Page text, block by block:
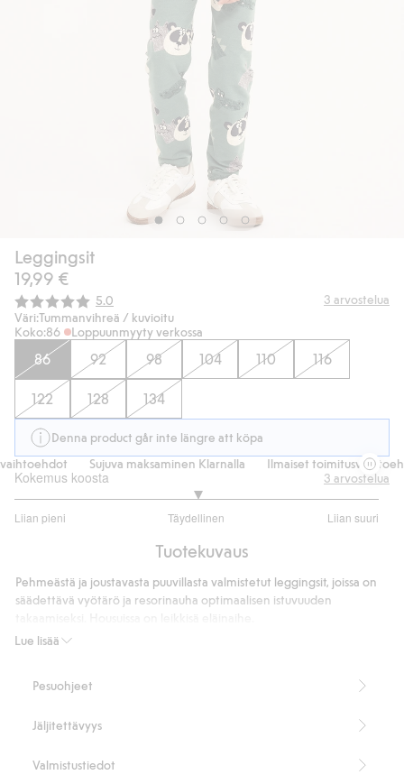
Leggingsit
19,99 €
Keskimääräinen luokitus:
5.0 3 arvostelua
Väri:Tummanvihreä / kuvioitu
Koko:86 Loppuunmyyty verkossa
86 92 98 104 110 116
122 128 134
Denna product går inte längre att köpa
Sujuva maksaminen Klarnalla Ilmaiset
Kokemus koosta
Liian pieni Täydellinen Liian suuri
/
ääneen
3 arvostelua
Tuotekuvaus
Lue lisää
Pehmeästä ja joustavasta puuvillasta valmistetut leggingsit, joissa on
säädettävä vyötärö ja resorinauha optimaalisen istuvuuden
Tuotenumero
Pesuohjeet
Jäljitettävyys
Valmistustiedot